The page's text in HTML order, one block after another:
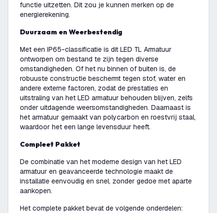
functie uitzetten. Dit zou je kunnen merken op de
energierekening.
Duurzaam en Weerbestendig
Met een IP65-classificatie is dit LED TL Armatuur
ontworpen om bestand te zijn tegen diverse
omstandigheden. Of het nu binnen of buiten is, de
robuuste constructie beschermt tegen stof, water en
andere externe factoren, zodat de prestaties en
uitstraling van het LED armatuur behouden blijven, zelfs
onder uitdagende weersomstandigheden. Daarnaast is
het armatuur gemaakt van polycarbon en roestvrij staal,
waardoor het een lange levensduur heeft.
Compleet Pakket
De combinatie van het moderne design van het LED
armatuur en geavanceerde technologie maakt de
installatie eenvoudig en snel, zonder gedoe met aparte
aankopen.
Het complete pakket bevat de volgende onderdelen: